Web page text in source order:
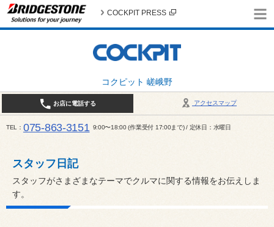
コクピット 嵯峨野
COCKPIT PRESS
アクセスマップ
お店に電話する
TEL 075-863-3151 9:00〜18:00 (作業受付 17:00まで) / 定休日：水曜日
スタッフ日記
スタッフがさまざまなテーマでクルマに関する情報をお伝えしま
す。